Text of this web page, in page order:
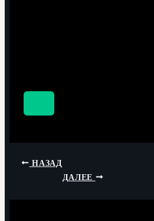
НАЗАД
ДАЛЕЕ